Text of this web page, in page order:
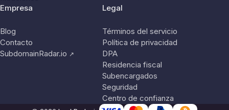
Empresa
Blog
Contacto
SubdomainRadar.io ↗
Legal
Términos del servicio
Política de privacidad
DPA
Residencia fiscal
Subencargados
Seguridad
Centro de confianza